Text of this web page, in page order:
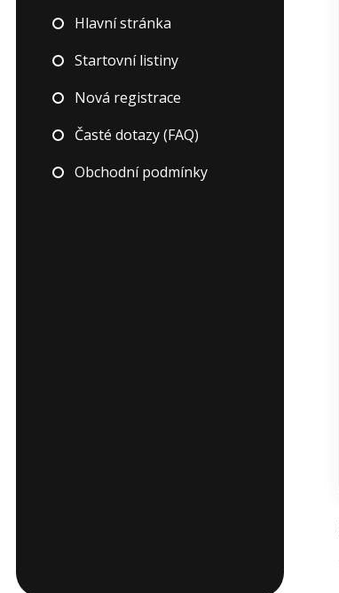
Hlavní stránka
Startovní listiny
Nová registrace
Časté dotazy (FAQ)
Obchodní podmínky